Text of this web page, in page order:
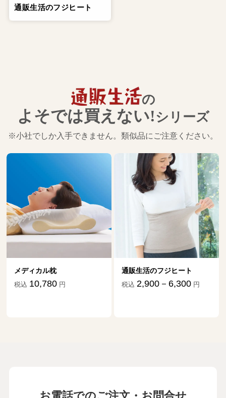
通販生活のフジヒート
の
よそでは買えない!シリーズ
※小社でしか入手できません。類似品にご注意ください。
メディカル枕
税込 10,780 円
通販生活のフジヒート
税込 2,900－6,300 円